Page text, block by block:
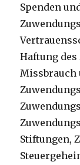
Spenden
Haftung
Missbrauch
Stiftungen,